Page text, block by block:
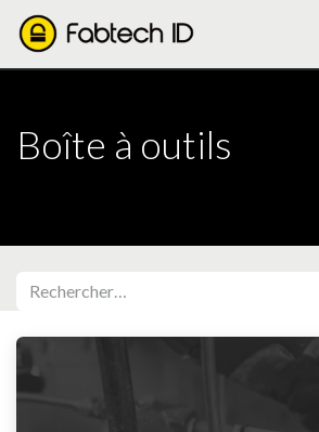
Boîte à outils